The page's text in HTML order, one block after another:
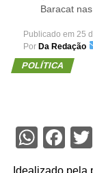
Baracat
Publicado em 25
Por Da Redação
POLÍTICA
Idealizado pela